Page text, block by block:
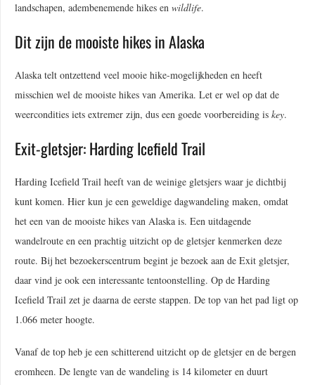
landschapen, adembenemende hikes en wildlife.
Dit zijn de mooiste hikes in Alaska
Alaska telt ontzettend veel mooie hike-mogelijkheden en heeft
misschien wel de mooiste hikes van Amerika. Let er wel op dat de
weercondities iets extremer zijn, dus een goede voorbereiding is key.
Exit-gletsjer: Harding Icefield Trail
Harding Icefield Trail heeft van de weinige gletsjers waar je dichtbij
kunt komen. Hier kun je een geweldige dagwandeling maken, omdat
het een van de mooiste hikes van Alaska is. Een uitdagende
wandelroute en een prachtig uitzicht op de gletsjer kenmerken deze
route. Bij het bezoekerscentrum begint je bezoek aan de Exit gletsjer,
daar vind je ook een interessante tentoonstelling. Op de Harding
Icefield Trail zet je daarna de eerste stappen. De top van het pad ligt op
1.066 meter hoogte.
Vanaf de top heb je een schitterend uitzicht op de gletsjer en de bergen
eromheen. De lengte van de wandeling is 14 kilometer en duurt